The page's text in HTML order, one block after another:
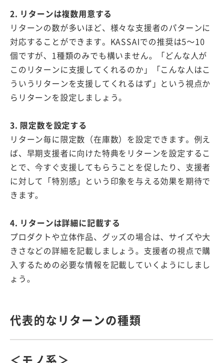
2. リターンは複数用意する
リターンの数が多いほど、様々な支援者のパターンに
対応することができます。KASSAIでの推奨は5〜10
個ですが、1種類のみでも構いません。「どんな人が
このリターンに支援してくれるのか」「こんな人はこ
ういうリターンを支援してくれるはず」という視点か
らリターンを設定しましょう。
3. 限定数を設定する
リターン毎に限定数（在庫数）を設定できます。例え
ば、早期支援者に向けた特典をリターンを設定するこ
とで、今すぐ支援してもらうことを促したり、支援者
に対して「特別感」という印象を与える効果を期待で
きます。
4. リターンは詳細に記載する
プロダクトや立体作品、グッズの場合は、サイズや大
きさなどの詳細を記載しましょう。支援者の視点で購
入するための必要な情報を記載していくようにしまし
ょう。
代表的なリターンの種類
＜モノ系＞